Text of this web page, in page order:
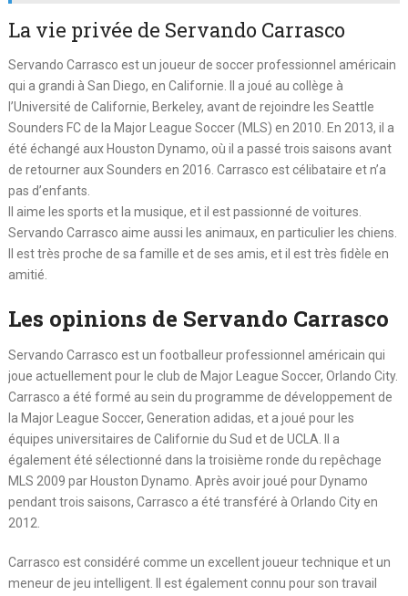
La vie privée de Servando Carrasco
Servando Carrasco est un joueur de soccer professionnel américain
qui a grandi à San Diego, en Californie. Il a joué au collège à
l’Université de Californie, Berkeley, avant de rejoindre les Seattle
Sounders FC de la Major League Soccer (MLS) en 2010. En 2013, il a
été échangé aux Houston Dynamo, où il a passé trois saisons avant
de retourner aux Sounders en 2016. Carrasco est célibataire et n’a
pas d’enfants.
Il aime les sports et la musique, et il est passionné de voitures.
Servando Carrasco aime aussi les animaux, en particulier les chiens.
Il est très proche de sa famille et de ses amis, et il est très fidèle en
amitié.
Les opinions de Servando Carrasco
Servando Carrasco est un footballeur professionnel américain qui
joue actuellement pour le club de Major League Soccer, Orlando City.
Carrasco a été formé au sein du programme de développement de
la Major League Soccer, Generation adidas, et a joué pour les
équipes universitaires de Californie du Sud et de UCLA. Il a
également été sélectionné dans la troisième ronde du repêchage
MLS 2009 par Houston Dynamo. Après avoir joué pour Dynamo
pendant trois saisons, Carrasco a été transféré à Orlando City en
2012.
Carrasco est considéré comme un excellent joueur technique et un
meneur de jeu intelligent. Il est également connu pour son travail